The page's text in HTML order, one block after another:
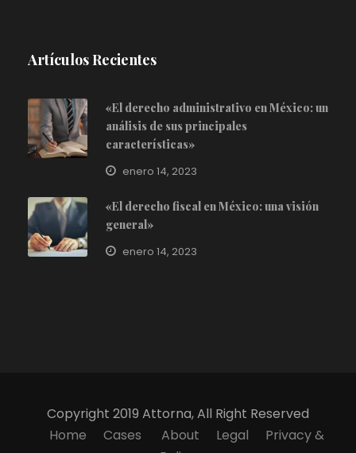
Artículos Recientes
«El derecho administrativo en México: un
análisis de sus principales
características»
enero 14, 2023
«El derecho fiscal en México: una visión
general»
enero 14, 2023
Copyright 2019 Attorna, All Right Reserved
Home
Cases About Legal
Privacy &